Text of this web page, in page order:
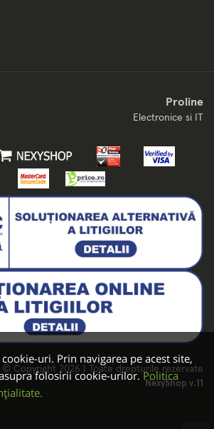
uri. Prin navigarea pe acest site,
folosirii cookie-urilor.Politica
Proline
Electronice si IT
© Copyright 2026 | Toate drepturile rezervate
NexyShop v.11